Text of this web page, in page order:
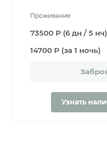
Проживание
73500 Р (6 дн / 5 нч)
14700 Р (за 1 ночь)
Узнать